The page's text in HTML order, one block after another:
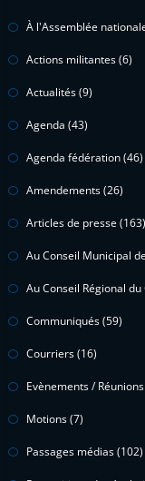
À l'Assemblée
Actions militantes(6)
Actualités(9)
Agenda (43)
Agenda fédération(46)
Amendements(26)
Articles de presse (163)
Au Conseil Municipal
Au Conseil Régional du
Communiqués(59)
Courriers(16)
Evènements /
Motions(7)
Passages médias(102)